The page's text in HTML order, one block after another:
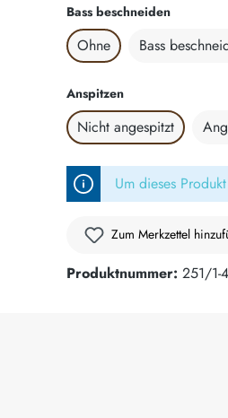
Bass beschneidenauswählen
Ohne Bass
Anspitzenauswählen
Nicht angespitzt
Um dieses
Zum Merkzettel
Produktnummer: 251/1-